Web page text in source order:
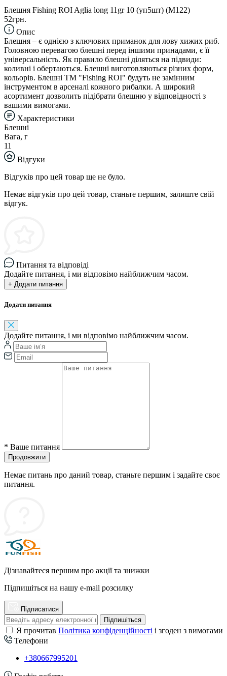
Блешня Fishing ROI Aglia long 11gr 10 (уп5шт) (M122)
52грн.
Опис
Блешня – є однією з ключових приманок для лову хижих риб.
Головною перевагою блешні перед іншими принадами, є її
універсальність. Як правило блешні діляться на підвиди:
коливні і обертаються. Блешні виготовляються різних форм,
кольорів. Блешні TM "Fishing ROI" будуть не замінним
інструментом в арсеналі кожного рибалки. А широкий
асортимент дозволить підібрати блешню у відповідності з
вашими вимогами.
Характеристики
Блешні
Вага, г
11
Відгуки
Відгуків про цей товар ще не було.
Немає відгуків про цей товар, станьте першим, залиште свій
відгук.
Питання та відповіді
Додайте питання, і ми відповімо найближчим часом.
+ Додати питання
Додати питання
Додайте питання, і ми відповімо найближчим часом.
* Ваше питання
Продовжити
Немає питань про даний товар, станьте першим і задайте своє
питання.
Дізнавайтеся першим про акції та знижки
Підпишіться на нашу e-mail розсилку
Підписатися
Підпишіться
Я прочитав Політика конфіденційності і згоден з вимогами
Телефони
+380667995201